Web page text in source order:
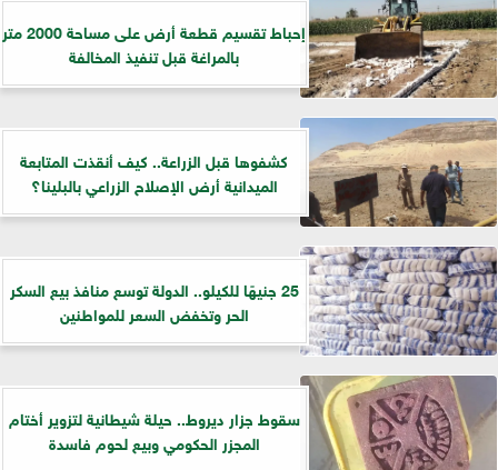
إحباط تقسيم قطعة أرض على مساحة 2000 متر
بالمراغة قبل تنفيذ المخالفة
كشفوها قبل الزراعة.. كيف أنقذت المتابعة
الميدانية أرض الإصلاح الزراعي بالبلينا؟
25 جنيهًا للكيلو.. الدولة توسع منافذ بيع السكر
الحر وتخفض السعر للمواطنين
سقوط جزار ديروط.. حيلة شيطانية لتزوير أختام
المجزر الحكومي وبيع لحوم فاسدة